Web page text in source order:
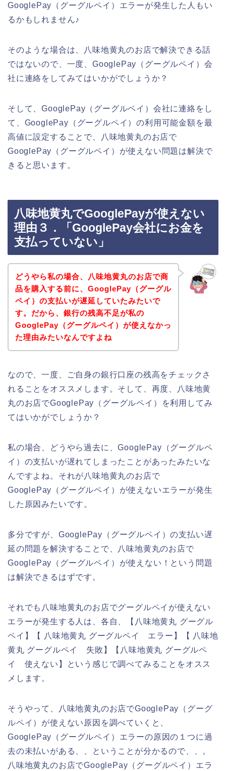
GooglePay（グーグルペイ）エラーが発生した人もい
るかもしれません♪
そのような場合は、八味地黄丸のお店で解決できる話
ではないので、一度、GooglePay（グーグルペイ）会
社に連絡をしてみてはいかがでしょうか？
そして、GooglePay（グーグルペイ）会社に連絡をし
て、GooglePay（グーグルペイ）の利用可能金額を最
高値に設定することで、八味地黄丸のお店で
GooglePay（グーグルペイ）が使えない問題は解決で
きると思います。
八味地黄丸でGooglePayが使えない
理由３．「GooglePay会社にお金を
支払っていない」
どうやら私の場合、八味地黄丸のお店で商
品を購入する前に、GooglePay（グーグル
ペイ）の支払いが遅延していたみたいで
す。だから、銀行の残高不足が私の
GooglePay（グーグルペイ）が使えなかっ
た理由みたいなんですよね
なので、一度、ご自身の銀行口座の残高をチェックさ
れることをオススメします。そして、再度、八味地黄
丸のお店でGooglePay（グーグルペイ）を利用してみ
てはいかがでしょうか？
私の場合、どうやら過去に、GooglePay（グーグルペ
イ）の支払いが遅れてしまったことがあったみたいな
んですよね。それが八味地黄丸のお店で
GooglePay（グーグルペイ）が使えないエラーが発生
した原因みたいです。
多分ですが、GooglePay（グーグルペイ）の支払い遅
延の問題を解決することで、八味地黄丸のお店で
GooglePay（グーグルペイ）が使えない！という問題
は解決できるはずです。
それでも八味地黄丸のお店でグーグルペイが使えない
エラーが発生する人は、各自、【八味地黄丸 グーグル
ペイ】【 八味地黄丸 グーグルペイ エラー】【 八味地
黄丸 グーグルペイ 失敗】【八味地黄丸 グーグルペ
イ 使えない】という感じで調べてみることをオスス
メします。
そうやって、八味地黄丸のお店でGooglePay（グーグ
ルペイ）が使えない原因を調べていくと、
GooglePay（グーグルペイ）エラーの原因の１つに過
去の未払いがある、、ということが分かるので、、。
八味地黄丸のお店でGooglePay（グーグルペイ）エラ